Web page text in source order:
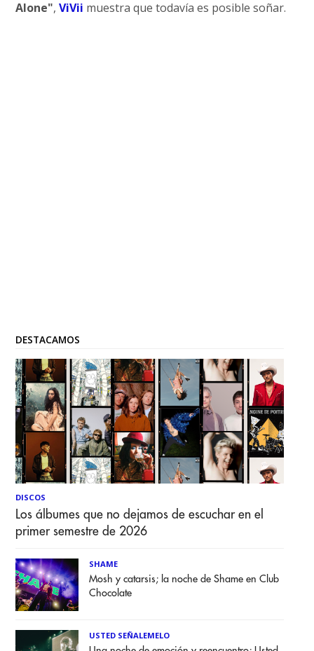
Alone",ViVii muestra que todavía es posible soñar.
DESTACAMOS
DISCOS
Los álbumes que no dejamos de escuchar en el
primer semestre de 2026
SHAME
Mosh y catarsis; la noche de Shame en Club
Chocolate
USTED SEÑALEMELO